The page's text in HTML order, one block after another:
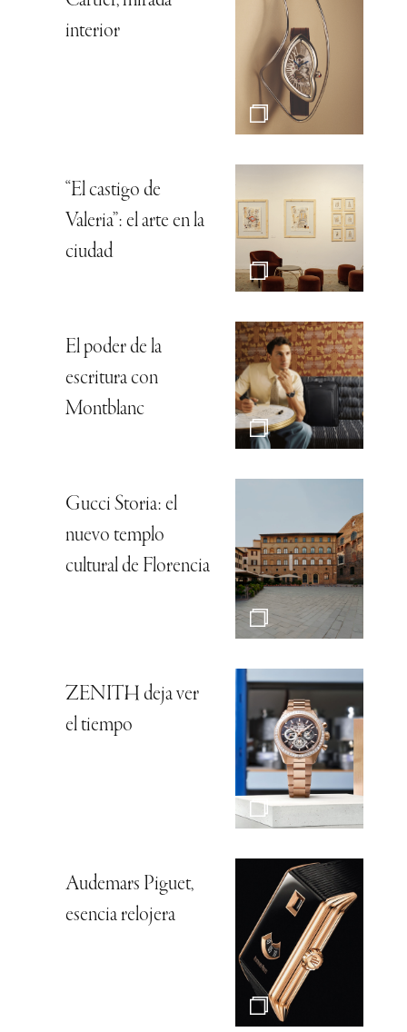
interior
“El castigo de
Valeria”: el arte en la
ciudad
El poder de la
escritura con
Montblanc
Gucci Storia: el
nuevo templo
cultural de Florencia
ZENITH deja ver
el tiempo
Audemars Piguet,
esencia relojera